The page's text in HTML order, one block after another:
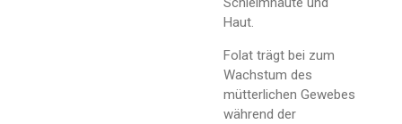
Haut.
Folat trägt bei zum
Wachstum des
mütterlichen Gewebes
während der